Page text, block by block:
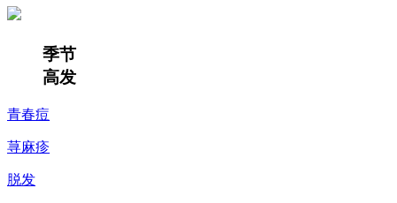
季节
高发
青春痘
荨麻疹
脱发